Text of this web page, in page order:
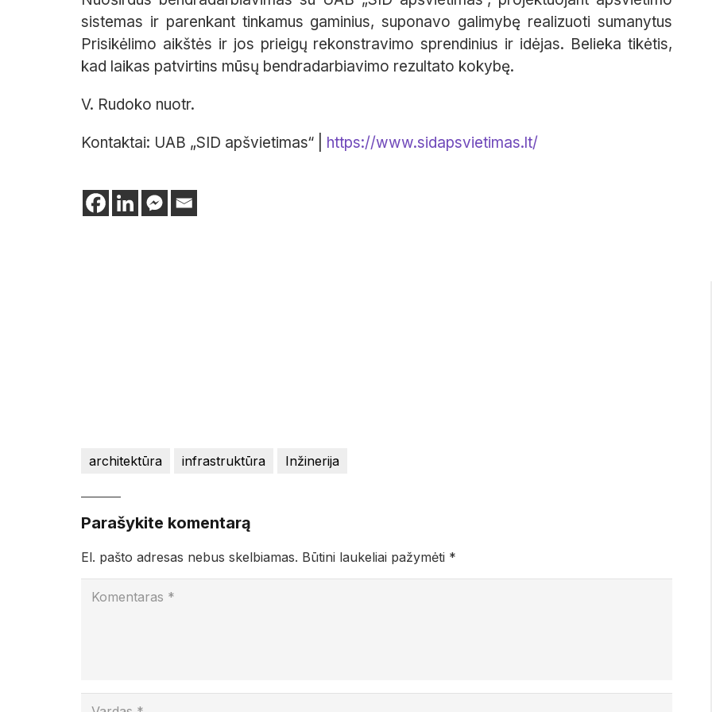
sistemas ir parenkant tinkamus gaminius, suponavo galimybę realizuoti sumanytus
Prisikėlimo aikštės ir jos prieigų rekonstravimo sprendinius ir idėjas. Belieka tikėtis,
kad laikas patvirtins mūsų bendradarbiavimo rezultato kokybę.
V. Rudoko nuotr.
Kontaktai: UAB „SID apšvietimas“ | https://www.sidapsvietimas.lt/
architektūra infrastruktūra Inžinerija
Parašykite komentarą
El. pašto adresas nebus skelbiamas. Būtini laukeliai pažymėti *